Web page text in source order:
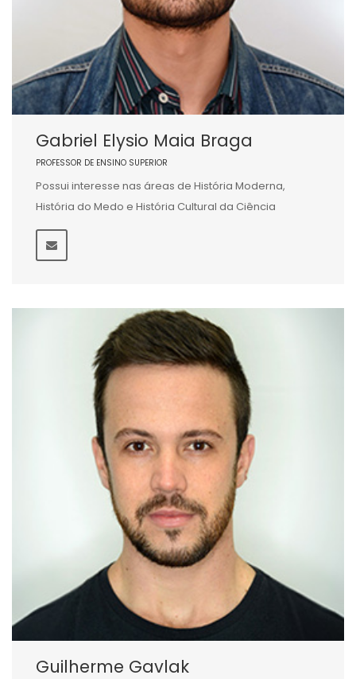
Gabriel Elysio Maia Braga
PROFESSOR DE ENSINO SUPERIOR
Possui interesse nas áreas de História Moderna,
História do Medo e História Cultural da Ciência
Guilherme Gavlak